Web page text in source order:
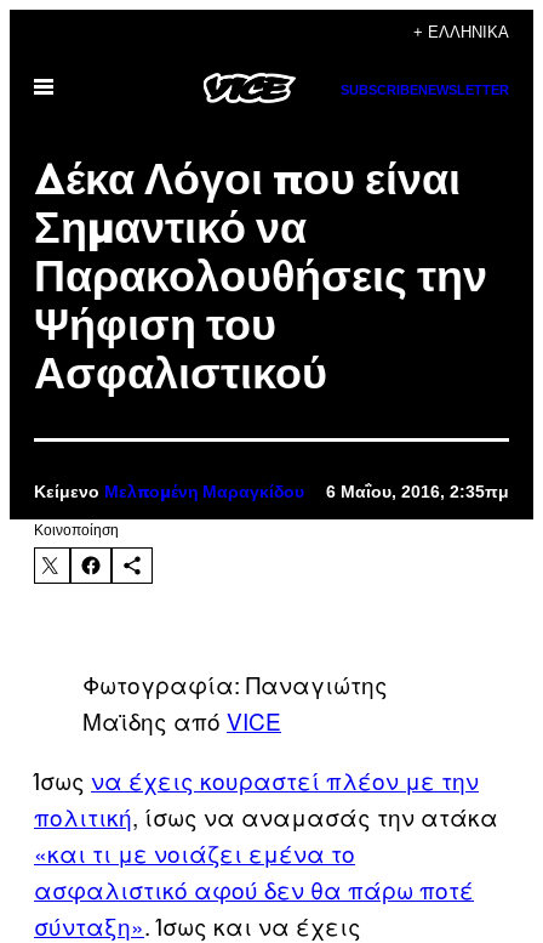
περιεχόμενο
+ ΕΛΛΗΝΙΚΆ
Ανοίξτε
SUBSCRIBENEWSLETTER
Δέκα Λόγοι που είναι
Σημαντικό να
Παρακολουθήσεις την
Ψήφιση του
Ασφαλιστικού
Κείμενο Μελπομένη Μαραγκίδου 6 Μαΐου, 2016, 2:35πμ
Kοινοποίηση
Φωτογραφία: Παναγιώτης
Μαϊδης από VICE
Ίσως να έχεις κουραστεί πλέον με την
πολιτική, ίσως να αναμασάς την ατάκα
«και τι με νοιάζει εμένα το
ασφαλιστικό αφού δεν θα πάρω ποτέ
σύνταξη». Ίσως και να έχεις